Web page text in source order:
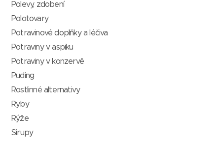
Polevy, zdobení
Polotovary
Potravinové doplňky a léčiva
Potraviny v aspiku
Potraviny v konzervě
Puding
Rostlinné alternativy
Ryby
Rýže
Sirupy